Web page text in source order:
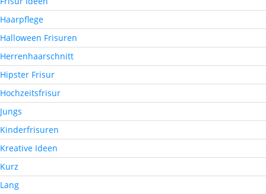
Haarpflege
Halloween Frisuren
Herrenhaarschnitt
Hipster Frisur
Hochzeitsfrisur
Jungs
Kinderfrisuren
Kreative Ideen
Kurz
Lang